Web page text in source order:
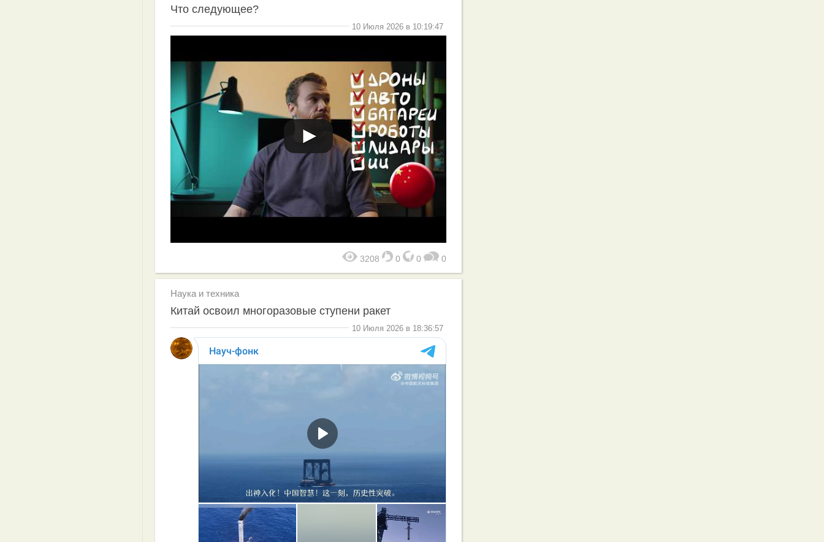
Что следующее?
10 Июля 2026 в 10:19:47
3208 0 0 0
Наука и техника
Китай освоил многоразовые ступени ракет
10 Июля 2026 в 18:36:57